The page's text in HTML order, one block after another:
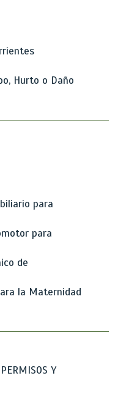
Hurto o Daño
para
para
de
la Maternidad
Y